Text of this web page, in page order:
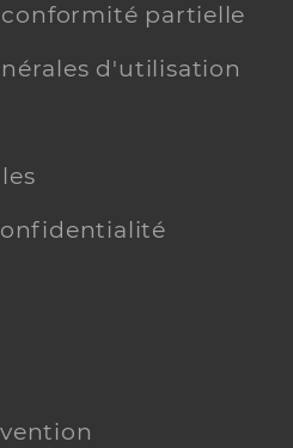
partielle
d'utilisation